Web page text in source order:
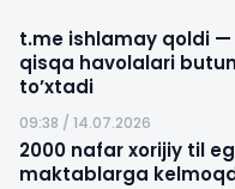
t.me ishlamay qoldi
qisqa havolalari
to’xtadi
09:38 / 14.07.2026
2000 nafar xorijiy til
maktablarga